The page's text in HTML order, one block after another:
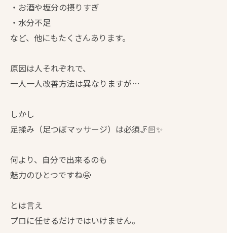
・お酒や塩分の摂りすぎ
・水分不足
など、他にもたくさんあります。
原因は人それぞれで、
一人一人改善方法は異なりますが…
しかし
足揉み（足つぼマッサージ）は必須🦵🏻✨
何より、自分で出来るのも
魅力のひとつですね🤩
とは言え
プロに任せるだけではいけません。